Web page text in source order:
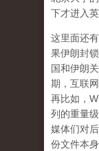
下才进入
这里面还
果伊朗封
国和伊朗
期，互联
再比如，
列的重量
媒体们对
份文件本